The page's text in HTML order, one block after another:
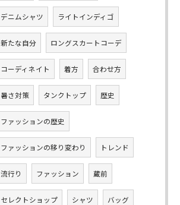
デニムシャツ ライトインディゴ
新たな自分 ロングスカートコーデ
コーディネイト 着方 合わせ方
暑さ対策 タンクトップ 歴史
ファッションの歴史
ファッションの移り変わり トレンド
流行り ファッション 蔵前
セレクトショップ シャツ バッグ